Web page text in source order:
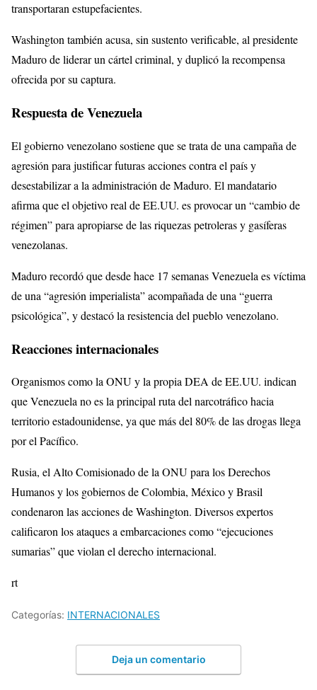
transportaran estupefacientes.
Washington también acusa, sin sustento verificable, al presidente
Maduro de liderar un cártel criminal, y duplicó la recompensa
ofrecida por su captura.
Respuesta de Venezuela
El gobierno venezolano sostiene que se trata de una campaña de
agresión para justificar futuras acciones contra el país y
desestabilizar a la administración de Maduro. El mandatario
afirma que el objetivo real de EE.UU. es provocar un “cambio de
régimen” para apropiarse de las riquezas petroleras y gasíferas
venezolanas.
Maduro recordó que desde hace 17 semanas Venezuela es víctima
de una “agresión imperialista” acompañada de una “guerra
psicológica”, y destacó la resistencia del pueblo venezolano.
Reacciones internacionales
Organismos como la ONU y la propia DEA de EE.UU. indican
que Venezuela no es la principal ruta del narcotráfico hacia
territorio estadounidense, ya que más del 80% de las drogas llega
por el Pacífico.
Rusia, el Alto Comisionado de la ONU para los Derechos
Humanos y los gobiernos de Colombia, México y Brasil
condenaron las acciones de Washington. Diversos expertos
calificaron los ataques a embarcaciones como “ejecuciones
sumarias” que violan el derecho internacional.
rt
Categorías: INTERNACIONALES
Deja un comentario